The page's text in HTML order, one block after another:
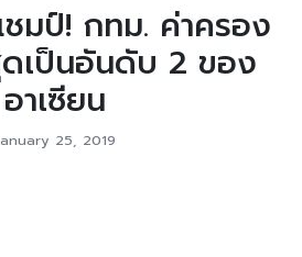
มป์! กทม. ค่าครอง
เป็นอันดับ 2 ของ
อาเซียน
25, 2019